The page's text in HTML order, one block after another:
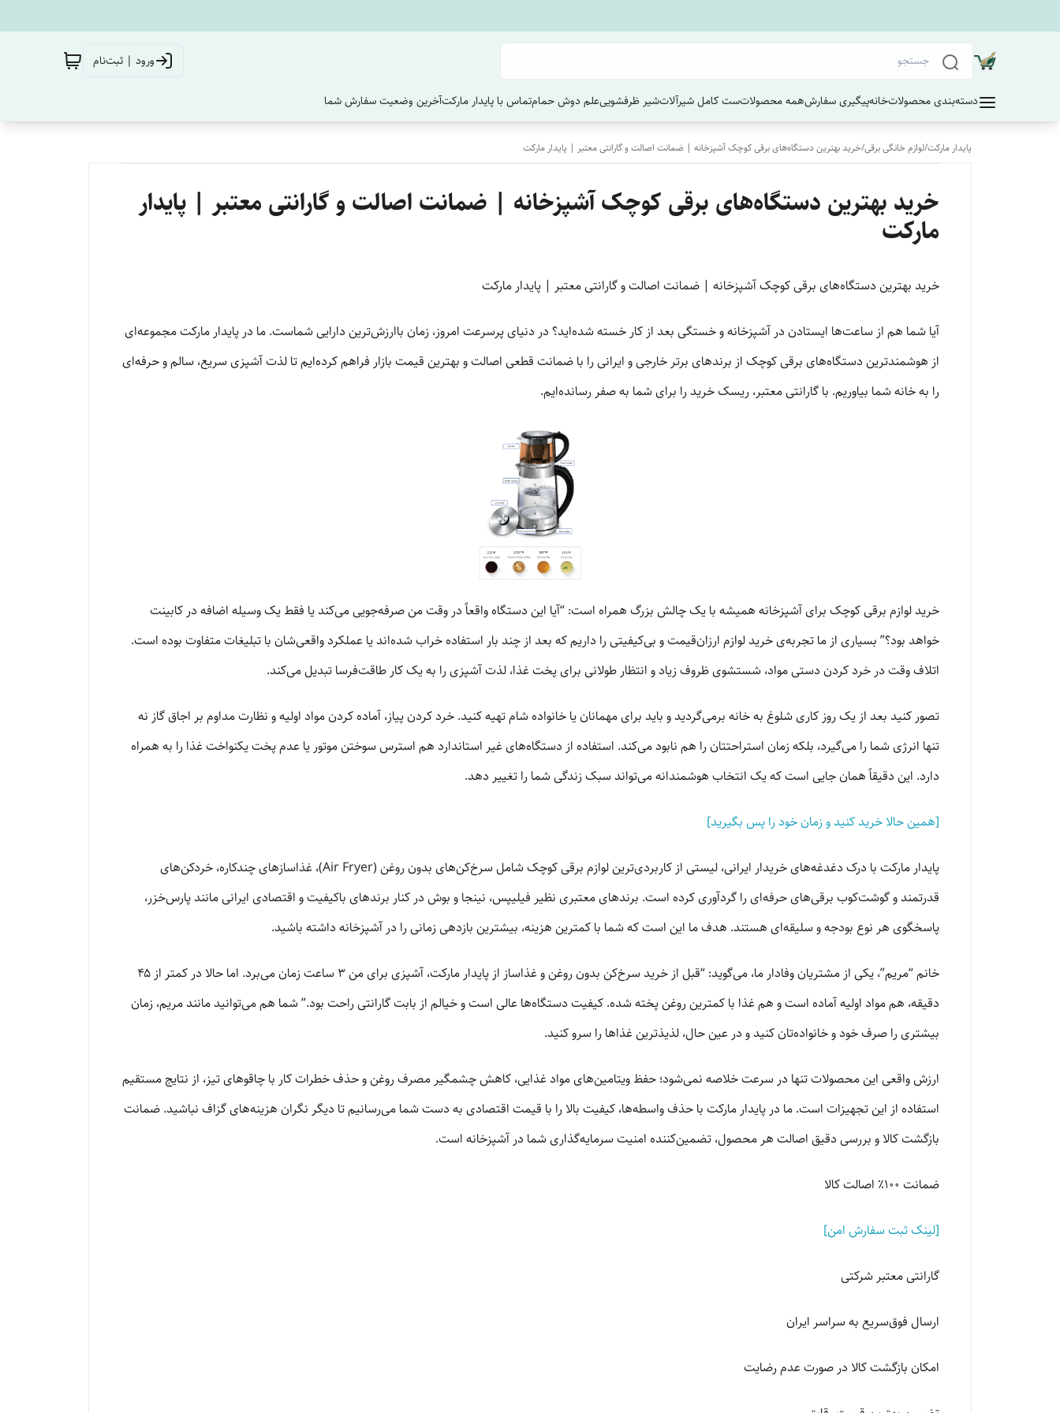
ورود | ثبت‌نام
دسته‌بندی محصولاتخانهپیگیری سفارشهمه محصولاتست کامل شیرآلاتشیر ظرفشوییعلم دوش حمامتماس با پایدار مارکتآخرین وضعیت سفارش‌ شما
پایدار مارکت/لوازم خانگی برقی/خرید بهترین دستگاه‌های برقی کوچک آشپزخانه | ضمانت اصالت و گارانتی معتبر | پایدار مارکت
خرید بهترین دستگاه‌های برقی کوچک آشپزخانه | ضمانت اصالت و گارانتی معتبر | پایدار
مارکت
خرید بهترین دستگاه‌های برقی کوچک آشپزخانه | ضمانت اصالت و گارانتی معتبر | پایدار مارکت
آیا شما هم از ساعت‌ها ایستادن در آشپزخانه و خستگی بعد از کار خسته شده‌اید؟ در دنیای پرسرعت امروز، زمان باارزش‌ترین دارایی شماست. ما در پایدار مارکت مجموعه‌ای
از هوشمندترین دستگاه‌های برقی کوچک از برندهای برتر خارجی و ایرانی را با ضمانت قطعی اصالت و بهترین قیمت بازار فراهم کرده‌ایم تا لذت آشپزی سریع، سالم و حرفه‌ای
را به خانه شما بیاوریم. با گارانتی معتبر، ریسک خرید را برای شما به صفر رسانده‌ایم.
خرید لوازم برقی کوچک برای آشپزخانه همیشه با یک چالش بزرگ همراه است: “آیا این دستگاه واقعاً در وقت من صرفه‌جویی می‌کند یا فقط یک وسیله اضافه در کابینت
خواهد بود؟” بسیاری از ما تجربه‌ی خرید لوازم ارزان‌قیمت و بی‌کیفیتی را داریم که بعد از چند بار استفاده خراب شده‌اند یا عملکرد واقعی‌شان با تبلیغات متفاوت بوده است.
اتلاف وقت در خرد کردن دستی مواد، شستشوی ظروف زیاد و انتظار طولانی برای پخت غذا، لذت آشپزی را به یک کار طاقت‌فرسا تبدیل می‌کند.
تصور کنید بعد از یک روز کاری شلوغ به خانه برمی‌گردید و باید برای مهمانان یا خانواده شام تهیه کنید. خرد کردن پیاز، آماده کردن مواد اولیه و نظارت مداوم بر اجاق گاز نه
تنها انرژی شما را می‌گیرد، بلکه زمان استراحتتان را هم نابود می‌کند. استفاده از دستگاه‌های غیر استاندارد هم استرس سوختن موتور یا عدم پخت یکنواخت غذا را به همراه
دارد. این دقیقاً همان جایی است که یک انتخاب هوشمندانه می‌تواند سبک زندگی شما را تغییر دهد.
[همین حالا خرید کنید و زمان خود را پس بگیرید]
پایدار مارکت با درک دغدغه‌های خریدار ایرانی، لیستی از کاربردی‌ترین لوازم برقی کوچک شامل سرخ‌کن‌های بدون روغن (Air Fryer)، غذاسازهای چندکاره، خردکن‌های
قدرتمند و گوشت‌کوب برقی‌های حرفه‌ای را گردآوری کرده است. برندهای معتبری نظیر فیلیپس، نینجا و بوش در کنار برندهای باکیفیت و اقتصادی ایرانی مانند پارس‌خزر،
پاسخگوی هر نوع بودجه و سلیقه‌ای هستند. هدف ما این است که شما با کمترین هزینه، بیشترین بازدهی زمانی را در آشپزخانه داشته باشید.
خانم “مریم”، یکی از مشتریان وفادار ما، می‌گوید: “قبل از خرید سرخ‌کن بدون روغن و غذاساز از پایدار مارکت، آشپزی برای من ۳ ساعت زمان می‌برد. اما حالا در کمتر از ۴۵
دقیقه، هم مواد اولیه آماده است و هم غذا با کمترین روغن پخته شده. کیفیت دستگاه‌ها عالی است و خیالم از بابت گارانتی راحت بود.” شما هم می‌توانید مانند مریم، زمان
بیشتری را صرف خود و خانواده‌تان کنید و در عین حال، لذیذترین غذاها را سرو کنید.
ارزش واقعی این محصولات تنها در سرعت خلاصه نمی‌شود؛ حفظ ویتامین‌های مواد غذایی، کاهش چشمگیر مصرف روغن و حذف خطرات کار با چاقوهای تیز، از نتایج مستقیم
استفاده از این تجهیزات است. ما در پایدار مارکت با حذف واسطه‌ها، کیفیت بالا را با قیمت اقتصادی به دست شما می‌رسانیم تا دیگر نگران هزینه‌های گزاف نباشید. ضمانت
بازگشت کالا و بررسی دقیق اصالت هر محصول، تضمین‌کننده امنیت سرمایه‌گذاری شما در آشپزخانه است.
ضمانت ۱۰۰٪ اصالت کالا
[لینک ثبت سفارش امن]
گارانتی معتبر شرکتی
ارسال فوق‌سریع به سراسر ایران
امکان بازگشت کالا در صورت عدم رضایت